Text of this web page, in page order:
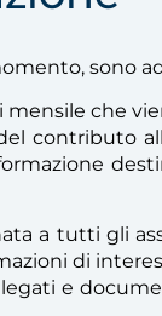
sono
mensile che
contributo
a tutti gli
di
e